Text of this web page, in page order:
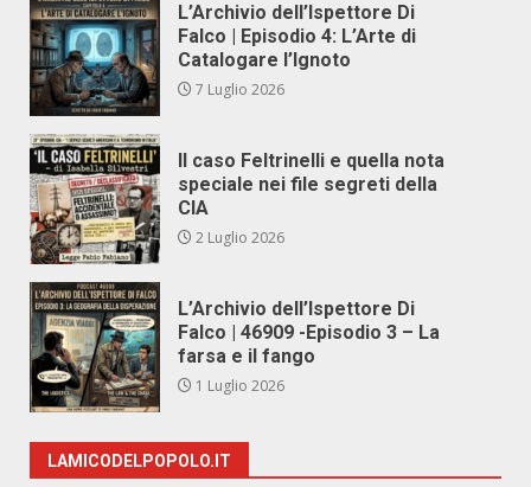
L’Archivio dell’Ispettore Di
Falco | Episodio 4: L’Arte di
Catalogare l’Ignoto
7 Luglio 2026
Il caso Feltrinelli e quella nota
speciale nei file segreti della
CIA
2 Luglio 2026
L’Archivio dell’Ispettore Di
Falco | 46909 -Episodio 3 – La
farsa e il fango
1 Luglio 2026
LAMICODELPOPOLO.IT